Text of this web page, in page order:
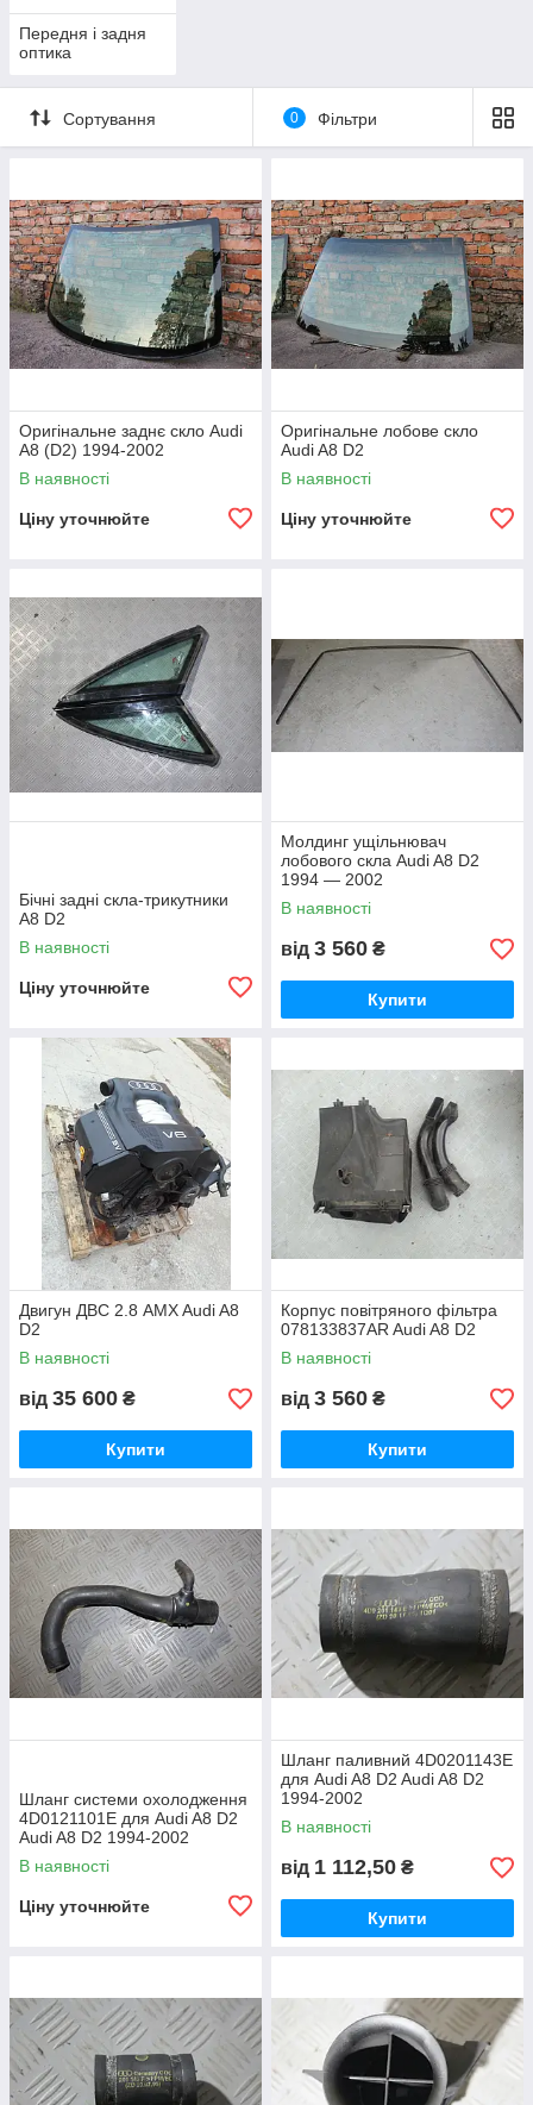
Передня і задня
оптика
Сортування 0 Фільтри
Оригінальне заднє скло Audi
A8 (D2) 1994-2002
В наявності
Ціну уточнюйте
Оригінальне лобове скло
Audi A8 D2
В наявності
Ціну уточнюйте
Бічні задні скла-трикутники
A8 D2
В наявності
Ціну уточнюйте
Молдинг ущільнювач
лобового скла Audi A8 D2
1994 — 2002
В наявності
від 3 560 ₴
Купити
Двигун ДВС 2.8 AMX Audi A8
D2
В наявності
від 35 600 ₴
Купити
Корпус повітряного фільтра
078133837AR Audi A8 D2
В наявності
від 3 560 ₴
Купити
Шланг системи охолодження
4D0121101E для Audi A8 D2
Audi A8 D2 1994-2002
В наявності
Ціну уточнюйте
Шланг паливний 4D0201143E
для Audi A8 D2 Audi A8 D2
1994-2002
В наявності
від 1 112,50 ₴
Купити